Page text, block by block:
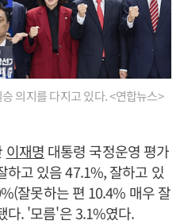
의지를 다지고 있다. <연합뉴스>
이재명 대통령 국정운영 평가
하고 있음 47.1%, 잘하고 있
잘못하는 편 10.4% 매우 잘
다. '모름'은 3.1%였다.